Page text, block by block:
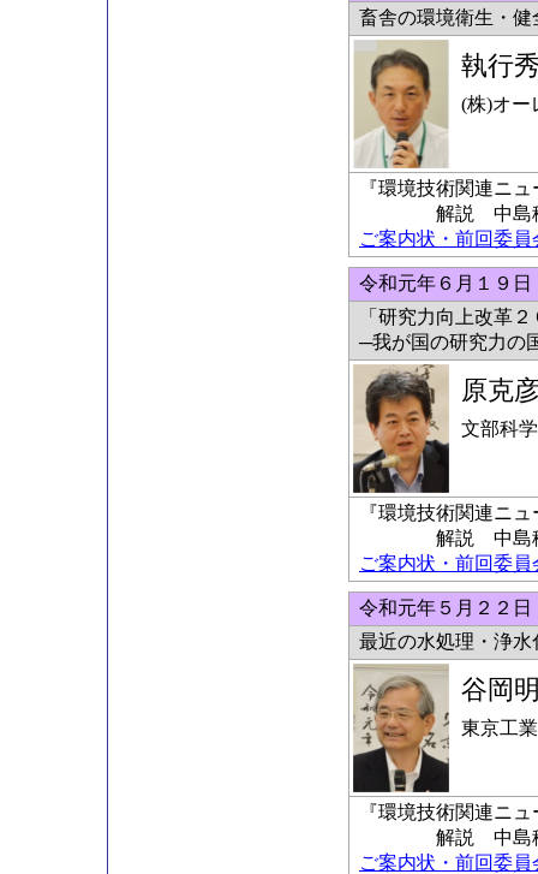
畜舎の環境衛生・
執行
(株)オー
『環境技術関連ニ
解説 中島稔科
ご案内状・前回委員
令和元年６月１９
「研究力向上改革
─我が国の研究力の
原克
文部科
『環境技術関連ニ
解説 中島稔科
ご案内状・前回委員
令和元年５月２２
最近の水処理・浄
谷岡
東京工
『環境技術関連ニ
解説 中島稔科
ご案内状・前回委員